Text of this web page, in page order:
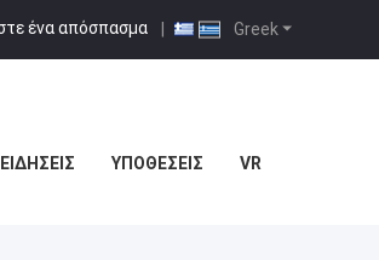
Greek
ένα απόσπασμα |
ΕΙΔΉΣΕΙΣ ΥΠΟΘΈΣΕΙΣ VR